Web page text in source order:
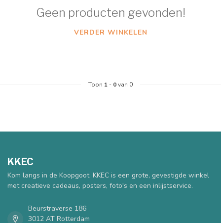
Geen producten gevonden!
VERDER WINKELEN
Toon 1 - 0van 0
KKEC
Kom langs in de Koopgoot. KKEC is een grote, gevestigde winkel
met creatieve cadeaus, posters, foto's en een inlijstservice.
Beurstraverse 186
3012 AT Rotterdam